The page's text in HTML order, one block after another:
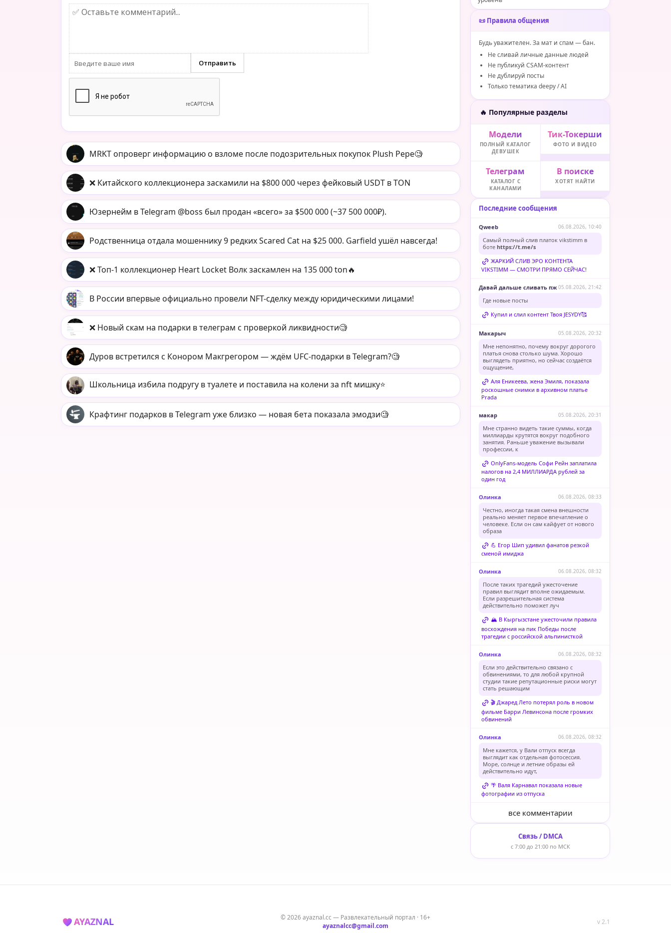
MRKT опроверг информацию о взломе после подозрительных покупок Plush Pepe🧐
❌ Китайского коллекционера заскамили на $800 000 через фейковый USDT в TON
Юзернейм в Telegram @boss был продан «всего» за $500 000 (~37 500 000₽).
Родственница отдала мошеннику 9 редких Scared Cat на $25 000. Garfield ушёл навсегда!
❌ Топ-1 коллекционер Heart Locket Волк заскамлен на 135 000 ton🔥
В России впервые официально провели NFT-сделку между юридическими лицами!
❌ Новый скам на подарки в телеграм с проверкой ликвидности🧐
Дуров встретился с Конором Макгрегором — ждём UFC-подарки в Telegram?🧐
Школьница избила подругу в туалете и поставила на колени за nft мишку⭐️
Крафтинг подарков в Telegram уже близко — новая бета показала эмодзи🧐
📜 Правила общения
Будь уважителен. За мат и спам — бан.
Не сливай личные данные людей
Не публикуй CSAM-контент
Не дублируй посты
Только тематика deepy / AI
🔥 Популярные разделы
Модели
ПОЛНЫЙ КАТАЛОГ
ДЕВУШЕК
Тик-Токерши
ФОТО И ВИДЕО
Телеграм
КАТАЛОГ С
КАНАЛАМИ
В поиске
ХОТЯТ НАЙТИ
Последние сообщения
Qweeb 06.08.2026, 10:40
Самый полный слив платок vikstimm в
боте https://t.me/s
ЖАРКИЙ СЛИВ ЭРО КОНТЕНТА
VIKSTIMM — СМОТРИ ПРЯМО СЕЙЧАС!
Давай дальше сливать пж05.08.2026, 21:42
Где новые посты
Купил и слил контент Твоя JESYDY🥰
Макарыч 05.08.2026, 20:32
Мне непонятно, почему вокруг дорогого
платья снова столько шума. Хорошо
выглядеть приятно, но сейчас создаётся
ощущение,
Аля Еникеева, жена Эмиля, показала
роскошные снимки в архивном платье
Prada
макар 05.08.2026, 20:31
Мне странно видеть такие суммы, когда
миллиарды крутятся вокруг подобного
занятия. Раньше уважение вызывали
профессии, к
OnlyFans-модель Софи Рейн заплатила
налогов на 2,4 МИЛЛИАРДА рублей за
один год
Олинка 06.08.2026, 08:33
Честно, иногда такая смена внешности
реально меняет первое впечатление о
человеке. Если он сам кайфует от нового
образа
💪 Егор Шип удивил фанатов резкой
сменой имиджа
Олинка 06.08.2026, 08:32
После таких трагедий ужесточение
правил выглядит вполне ожидаемым.
Если разрешительная система
действительно поможет луч
🏔️ В Кыргызстане ужесточили правила
восхождения на пик Победы после
трагедии с российской альпинисткой
Олинка 06.08.2026, 08:32
Если это действительно связано с
обвинениями, то для любой крупной
студии такие репутационные риски могут
стать решающим
🎬 Джаред Лето потерял роль в новом
фильме Барри Левинсона после громких
обвинений
Олинка 06.08.2026, 08:32
Мне кажется, у Вали отпуск всегда
выглядит как отдельная фотосессия.
Море, солнце и летние образы ей
действительно идут,
🌴 Валя Карнавал показала новые
фотографии из отпуска
все комментарии
Связь / DMCA
с 7:00 до 21:00 по МСК
AYAZNAL
© 2026 ayaznal.cc — Развлекательный портал · 16+
ayaznalcc@gmail.com
v 2.1